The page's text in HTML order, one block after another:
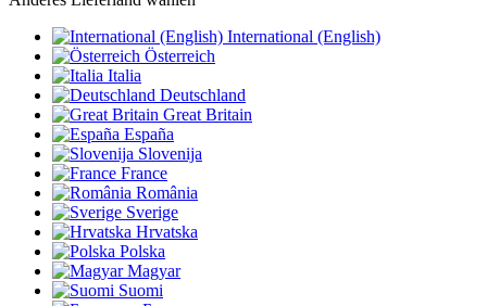
International (English)
Österreich
Italia
Deutschland
Great Britain
España
Slovenija
France
România
Sverige
Hrvatska
Polska
Magyar
Suomi